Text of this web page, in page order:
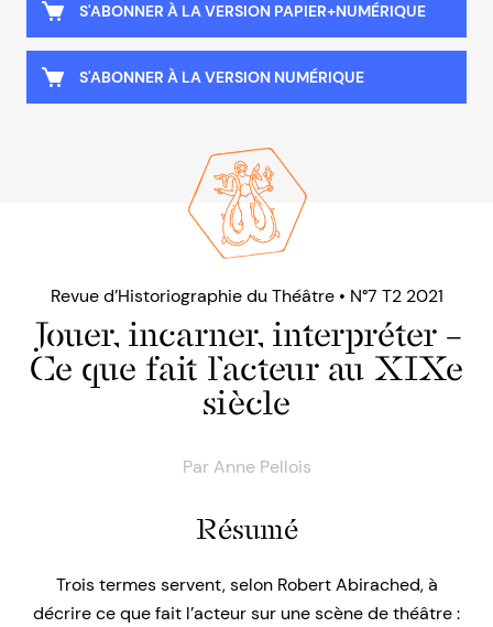
S'ABONNER À LA VERSION PAPIER+NUMÉRIQUE
S'ABONNER À LA VERSION NUMÉRIQUE
Revue d’Historiographie du Théâtre • N°7 T2 2021
Jouer, incarner, interpréter –
Ce que fait l’acteur au XIXe
siècle
Par Anne Pellois
Résumé
Trois termes servent, selon Robert Abirached, à
décrire ce que fait l’acteur sur une scène de théâtre :